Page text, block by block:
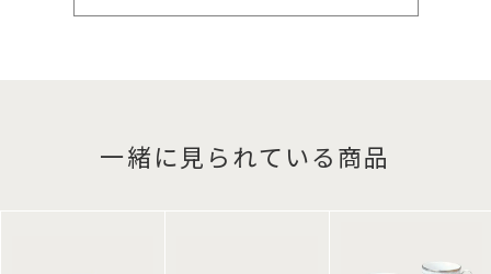
一緒に見られている商品